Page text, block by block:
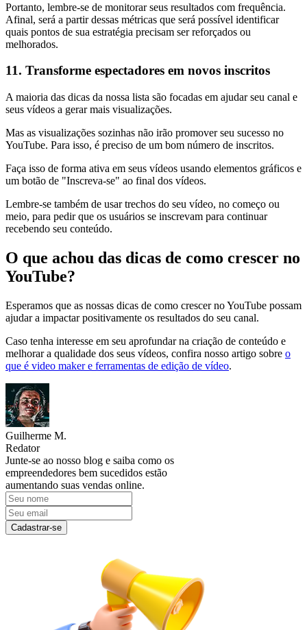
Portanto, lembre-se de monitorar seus resultados com frequência.
Afinal, será a partir dessas métricas que será possível identificar
quais pontos de sua estratégia precisam ser reforçados ou
melhorados.
11. Transforme espectadores em novos inscritos
A maioria das dicas da nossa lista são focadas em ajudar seu canal e
seus vídeos a gerar mais visualizações.
Mas as visualizações sozinhas não irão promover seu sucesso no
YouTube. Para isso, é preciso de um bom número de inscritos.
Faça isso de forma ativa em seus vídeos usando elementos gráficos e
um botão de "Inscreva-se" ao final dos vídeos.
Lembre-se também de usar trechos do seu vídeo, no começo ou
meio, para pedir que os usuários se inscrevam para continuar
recebendo seu conteúdo.
O que achou das dicas de como crescer no
YouTube?
Esperamos que as nossas dicas de como crescer no YouTube possam
ajudar a impactar positivamente os resultados do seu canal.
Caso tenha interesse em seu aprofundar na criação de conteúdo e
melhorar a qualidade dos seus vídeos, confira nosso artigo sobre o
que é video maker e ferramentas de edição de vídeo.
Guilherme M.
Redator
Junte-se ao nosso blog e saiba como os
empreendedores bem sucedidos estão
aumentando suas vendas online.
Cadastrar-se